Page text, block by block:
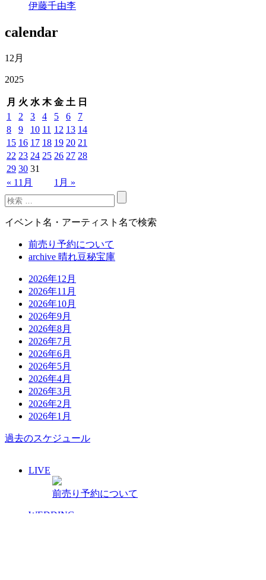
伊藤千由李
calendar
12月
2025
月 火 水 木 金 土 日
« 11月 1月 »
1 2 3 4 5 6
7
8
9 10 11 12 13 14
15 16 17 18 19 20 21
22 23 24 25 26 27 28
29 30 31
イベント名・アーティスト名で検索
前売り予約について
archive 晴れ豆秘宝庫
2026年12月
2026年11月
2026年10月
2026年9月
2026年8月
2026年7月
2026年6月
2026年5月
2026年4月
2026年3月
2026年2月
2026年1月
過去のスケジュール
LIVE
前売り予約について
WEDDING